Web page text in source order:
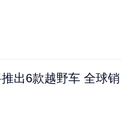
出6款越野车 全球销